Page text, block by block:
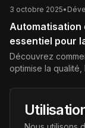
3 octobre 2025•
Automatisation
essentiel pour
Découvrez
optimise la
6 octobre 2025